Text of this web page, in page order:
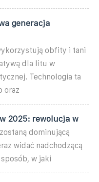
generacja
obfity i tani
dla litu w
Technologia ta
oraz
2025: rewolucja w
dominującą
widać nadchodzącą
w jaki